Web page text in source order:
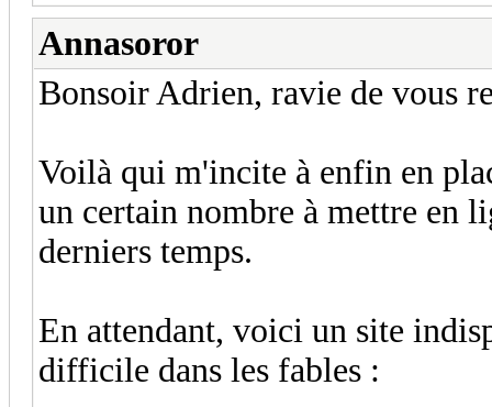
Annasoror
Bonsoir Adrien, ravie de vous
Voilà qui m'incite à enfin en
un certain nombre à mettre en
derniers temps.
En attendant, voici un site
difficile dans les fables :